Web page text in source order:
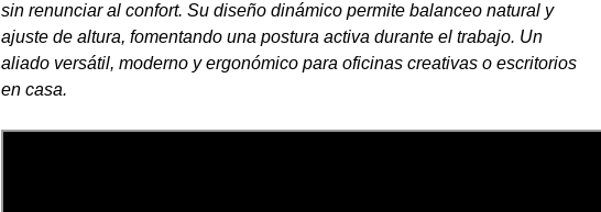
sin renunciar al confort. Su diseño dinámico permite balanceo natural y
ajuste de altura, fomentando una postura activa durante el trabajo. Un
aliado versátil, moderno y ergonómico para oficinas creativas o escritorios
en casa.